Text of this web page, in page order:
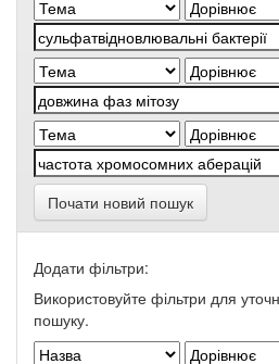
Почати новий пошук
Додати фільтри:
Використовуйте фільтри для
пошуку.